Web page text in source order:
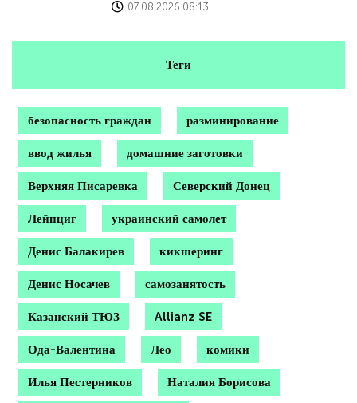
07.08.2026 08:13
Теги
безопасность граждан разминирование
ввод жилья домашние заготовки
Верхняя Писаревка Северский Донец
Лейпциг украинский самолет
Денис Балакирев кикшеринг
Денис Носачев самозанятость
Казанский ТЮЗ Allianz SE
Ода-Валентина Лео комики
Илья Пестерников Наталия Борисова